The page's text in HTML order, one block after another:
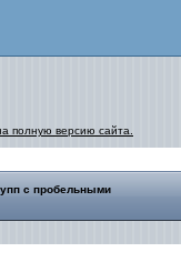
полную версию сайта.
с пробельными